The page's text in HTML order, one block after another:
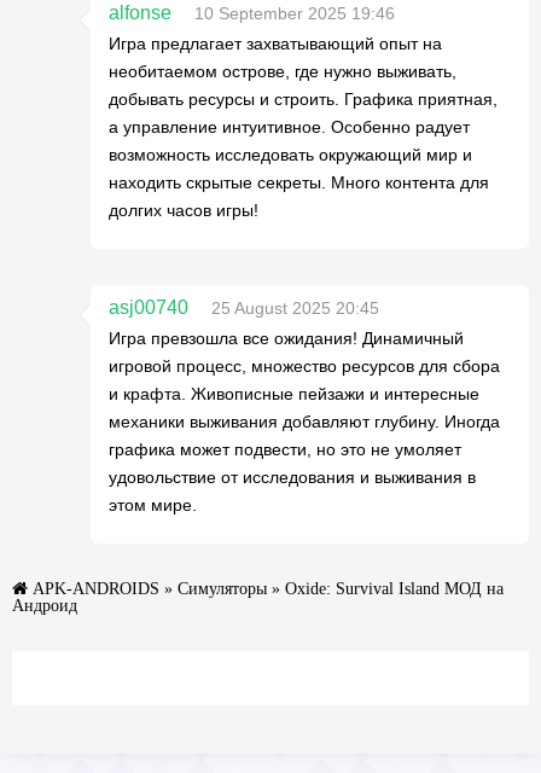
alfonse
10 September 2025 19:46
Игра предлагает захватывающий опыт на
необитаемом острове, где нужно выживать,
добывать ресурсы и строить. Графика приятная,
а управление интуитивное. Особенно радует
возможность исследовать окружающий мир и
находить скрытые секреты. Много контента для
долгих часов игры!
asj00740
25 August 2025 20:45
Игра превзошла все ожидания! Динамичный
игровой процесс, множество ресурсов для сбора
и крафта. Живописные пейзажи и интересные
механики выживания добавляют глубину. Иногда
графика может подвести, но это не умоляет
удовольствие от исследования и выживания в
этом мире.
APK-ANDROIDS » Симуляторы » Oxide: Survival Island МОД на
Андроид